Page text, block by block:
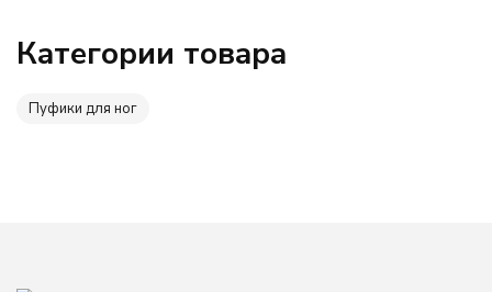
Категории товара
Пуфики для ног